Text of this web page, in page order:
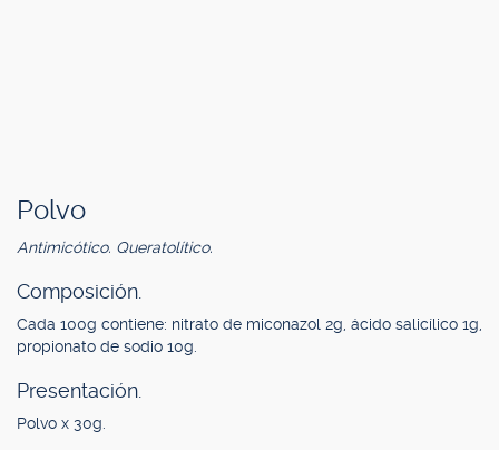
Polvo
Antimicótico. Queratolítico.
Composición.
Cada 100g contiene: nitrato de miconazol 2g, ácido salicílico 1g,
propionato de sodio 10g.
Presentación.
Polvo x 30g.